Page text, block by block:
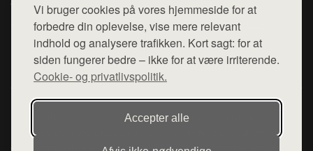
Vi bruger cookies på vores hjemmeside for at
forbedre din oplevelse, vise mere relevant
indhold og analysere trafikken. Kort sagt: for at
siden fungerer bedre – ikke for at være irriterende.
Cookie- og privatlivspolitik.
Accepter alle
Top Rabatter
Kontakt
Mail: hej@want.dk
Cookie- og privatlivspolitik
Denne side er en del af want.dk, der udgiver en række
hjemmesider med præsentation af forskellige produkter fra
diverse webshops. Der sælges ikke varer fra denne side - vi